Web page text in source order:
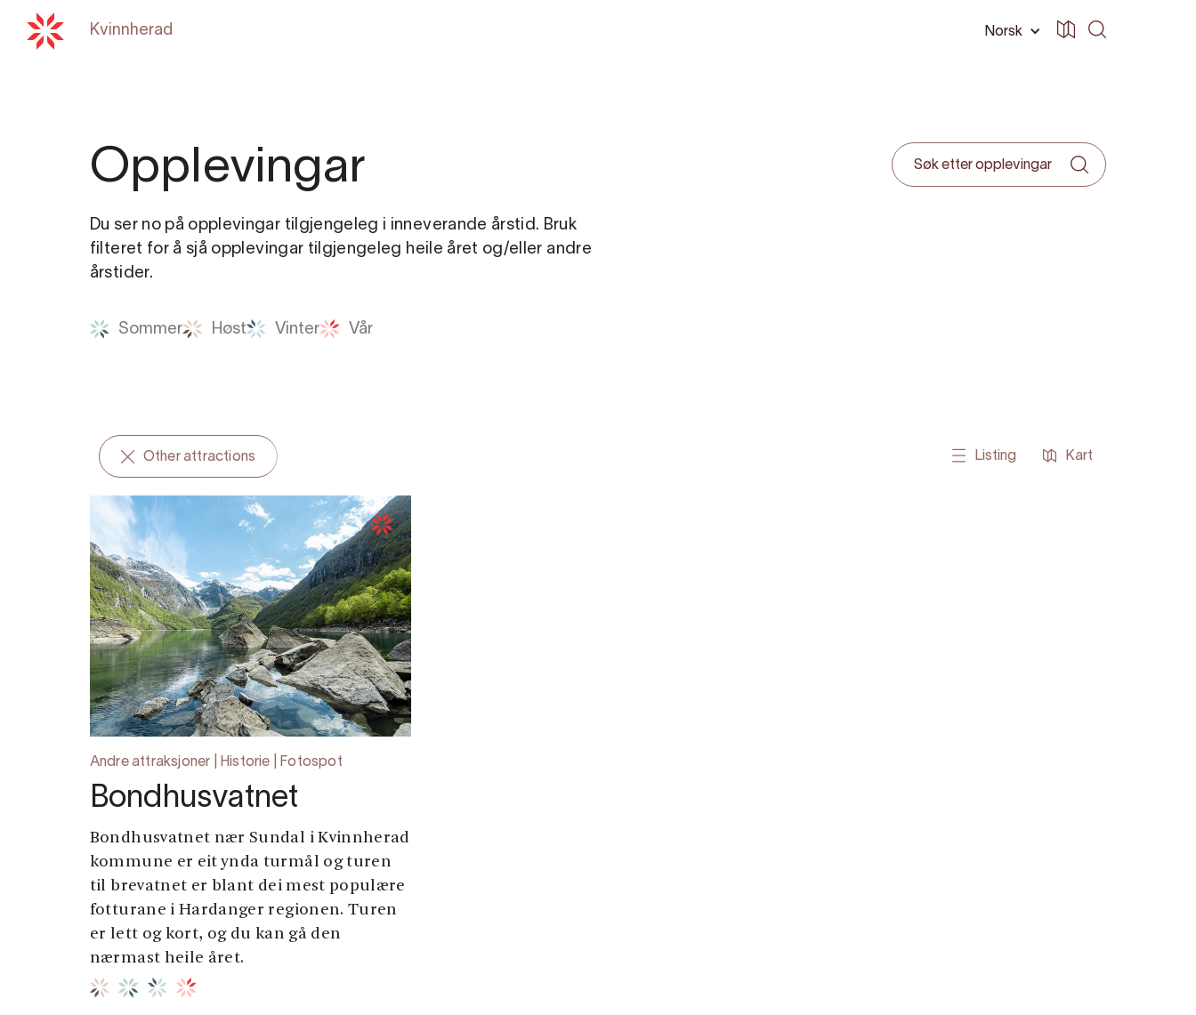
Norsk
Kvinnherad
Opplevingar
Du ser no på opplevingar tilgjengeleg i inneverande årstid. Bruk
filteret for å sjå opplevingar tilgjengeleg heile året og/eller andre
årstider.
Sommer Høst Vinter Vår
Other attractions Listing Kart
Andre attraksjoner | Historie | Fotospot
Bondhusvatnet
Bondhusvatnet nær Sundal i Kvinnherad
kommune er eit ynda turmål og turen
til brevatnet er blant dei mest populære
fotturane i Hardanger regionen. Turen
er lett og kort, og du kan gå den
nærmast heile året.